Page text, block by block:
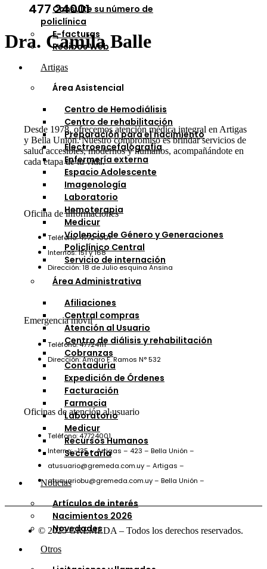
Consulte su número de
policlínica
E-facturas
Recibos Web
Artigas
Área Asistencial
Centro de Hemodiálisis
Centro de rehabilitación
Preparación para el nacimiento
Electroencefalografía
Enfermería externa
Espacio Adolescente
Imagenología
Laboratorio
Hemoterapia
Medicur
Violencia de Género y Generaciones
Policlínico Central
Servicio de internación
Área Administrativa
Afiliaciones
Central compras
Atención al Usuario
Centro de diálisis y rehabilitación
Cobranzas
Contaduría
Expedición de Órdenes
Facturación
Farmacia
Laboratorio
Medicur
Recursos Humanos
Secretaría
Noticias
Artículos de interés
Nacimientos 2026
Novedades
Otros
477 24001
Dra. Camila Balle
Desde 1978, ofrecemos atención médica integral en Artigas
y Bella Unión. Nuestro compromiso es brindar servicios de
salud accesibles, modernos y humanos, acompañándote en
cada etapa de tu vida.
Oficina de informaciones
Teléfono: 47724001
Internos: 151 y 168
Dirección: 18 de Julio esquina Ansina
Emergencia móvil
Teléfono: 47724111
Dirección: Amaro F. Ramos N° 532
Oficinas de atención al usuario
Teléfono: 47724001
Interno: -135 – Artigas – 423 – Bella Unión –
atusuario@gremeda.com.uy – Artigas –
atusuariobu@gremeda.com.uy – Bella Unión –
© 2025 GREMEDA – Todos los derechos reservados.